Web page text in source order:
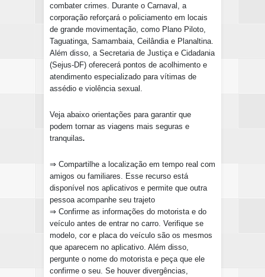
combater crimes. Durante o Carnaval, a
corporação reforçará o policiamento em locais
de grande movimentação, como Plano Piloto,
Taguatinga, Samambaia, Ceilândia e Planaltina.
Além disso, a Secretaria de Justiça e Cidadania
(Sejus-DF) oferecerá pontos de acolhimento e
atendimento especializado para vítimas de
assédio e violência sexual.
Veja abaixo orientações para garantir que
podem tornar as viagens mais seguras e
tranquilas.
⇒ Compartilhe a localização em tempo real com
amigos ou familiares. Esse recurso está
disponível nos aplicativos e permite que outra
pessoa acompanhe seu trajeto
⇒ Confirme as informações do motorista e do
veículo antes de entrar no carro. Verifique se
modelo, cor e placa do veículo são os mesmos
que aparecem no aplicativo. Além disso,
pergunte o nome do motorista e peça que ele
confirme o seu. Se houver divergências,